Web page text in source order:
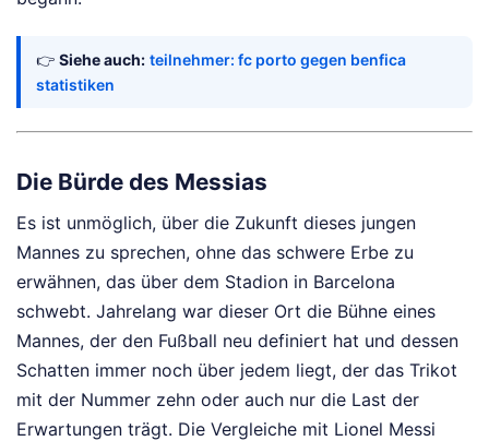
👉 Siehe auch: teilnehmer: fc porto gegen benfica
statistiken
Die Bürde des Messias
Es ist unmöglich, über die Zukunft dieses jungen
Mannes zu sprechen, ohne das schwere Erbe zu
erwähnen, das über dem Stadion in Barcelona
schwebt. Jahrelang war dieser Ort die Bühne eines
Mannes, der den Fußball neu definiert hat und dessen
Schatten immer noch über jedem liegt, der das Trikot
mit der Nummer zehn oder auch nur die Last der
Erwartungen trägt. Die Vergleiche mit Lionel Messi